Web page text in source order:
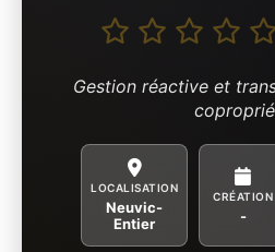
Gestion réactive et
LOCALISATION
Neuvic-
Entier
CRÉATION
-